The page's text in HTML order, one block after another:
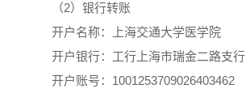
（2）银行转账
开户名称：上海交通大学医学院
开户银行：工行上海市瑞金二路支行
开户账号：1001253709026403462